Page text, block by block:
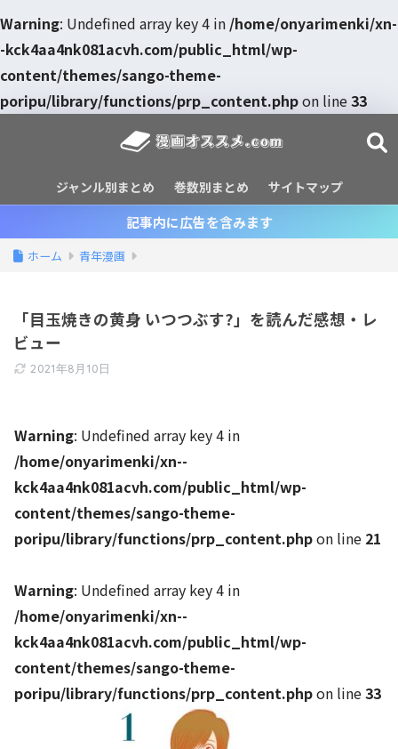
Warning: Undefined array key 4 in /home/onyarimenki/xn-
-kck4aa4nk081acvh.com/public_html/wp-
content/themes/sango-theme-
poripu/library/functions/prp_content.phpon line33
ジャンル別まとめ 巻数別まとめ サイトマップ
記事内に広告を含みます
ホーム 青年漫画
「目玉焼きの黄身 いつつぶす?」を読んだ感想・レ
ビュー
2021年8月10日
Warning: Undefined array key 4 in
/home/onyarimenki/xn--
kck4aa4nk081acvh.com/public_html/wp-
content/themes/sango-theme-
poripu/library/functions/prp_content.phpon line 21
Warning: Undefined array key 4 in
/home/onyarimenki/xn--
kck4aa4nk081acvh.com/public_html/wp-
content/themes/sango-theme-
poripu/library/functions/prp_content.phpon line33